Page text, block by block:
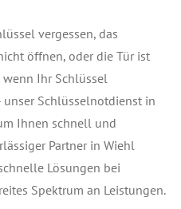
vergessen, das
öffnen, oder die Tür ist
Ihr Schlüssel
unser Schlüsselnotdienst in
Ihnen schnell und
Partner in Wiehl
Lösungen bei
Spektrum an Leistungen.